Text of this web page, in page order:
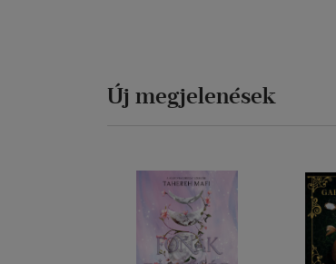
Új megjelenések